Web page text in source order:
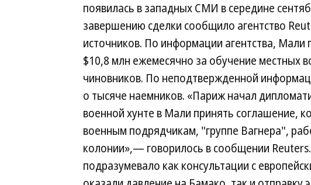
появилась в западных СМИ в середине
завершению сделки сообщило агентство
источников. По информации агентства, Мали
$10,8 млн ежемесячно за обучение местных
чиновников. По неподтвержденной
о тысяче наемников. «Париж начал
военной хунте в Мали принять соглашение,
военным подрядчикам, "группе Вагнера",
колонии»,— говорилось в сообщении
подразумевало как консультации с